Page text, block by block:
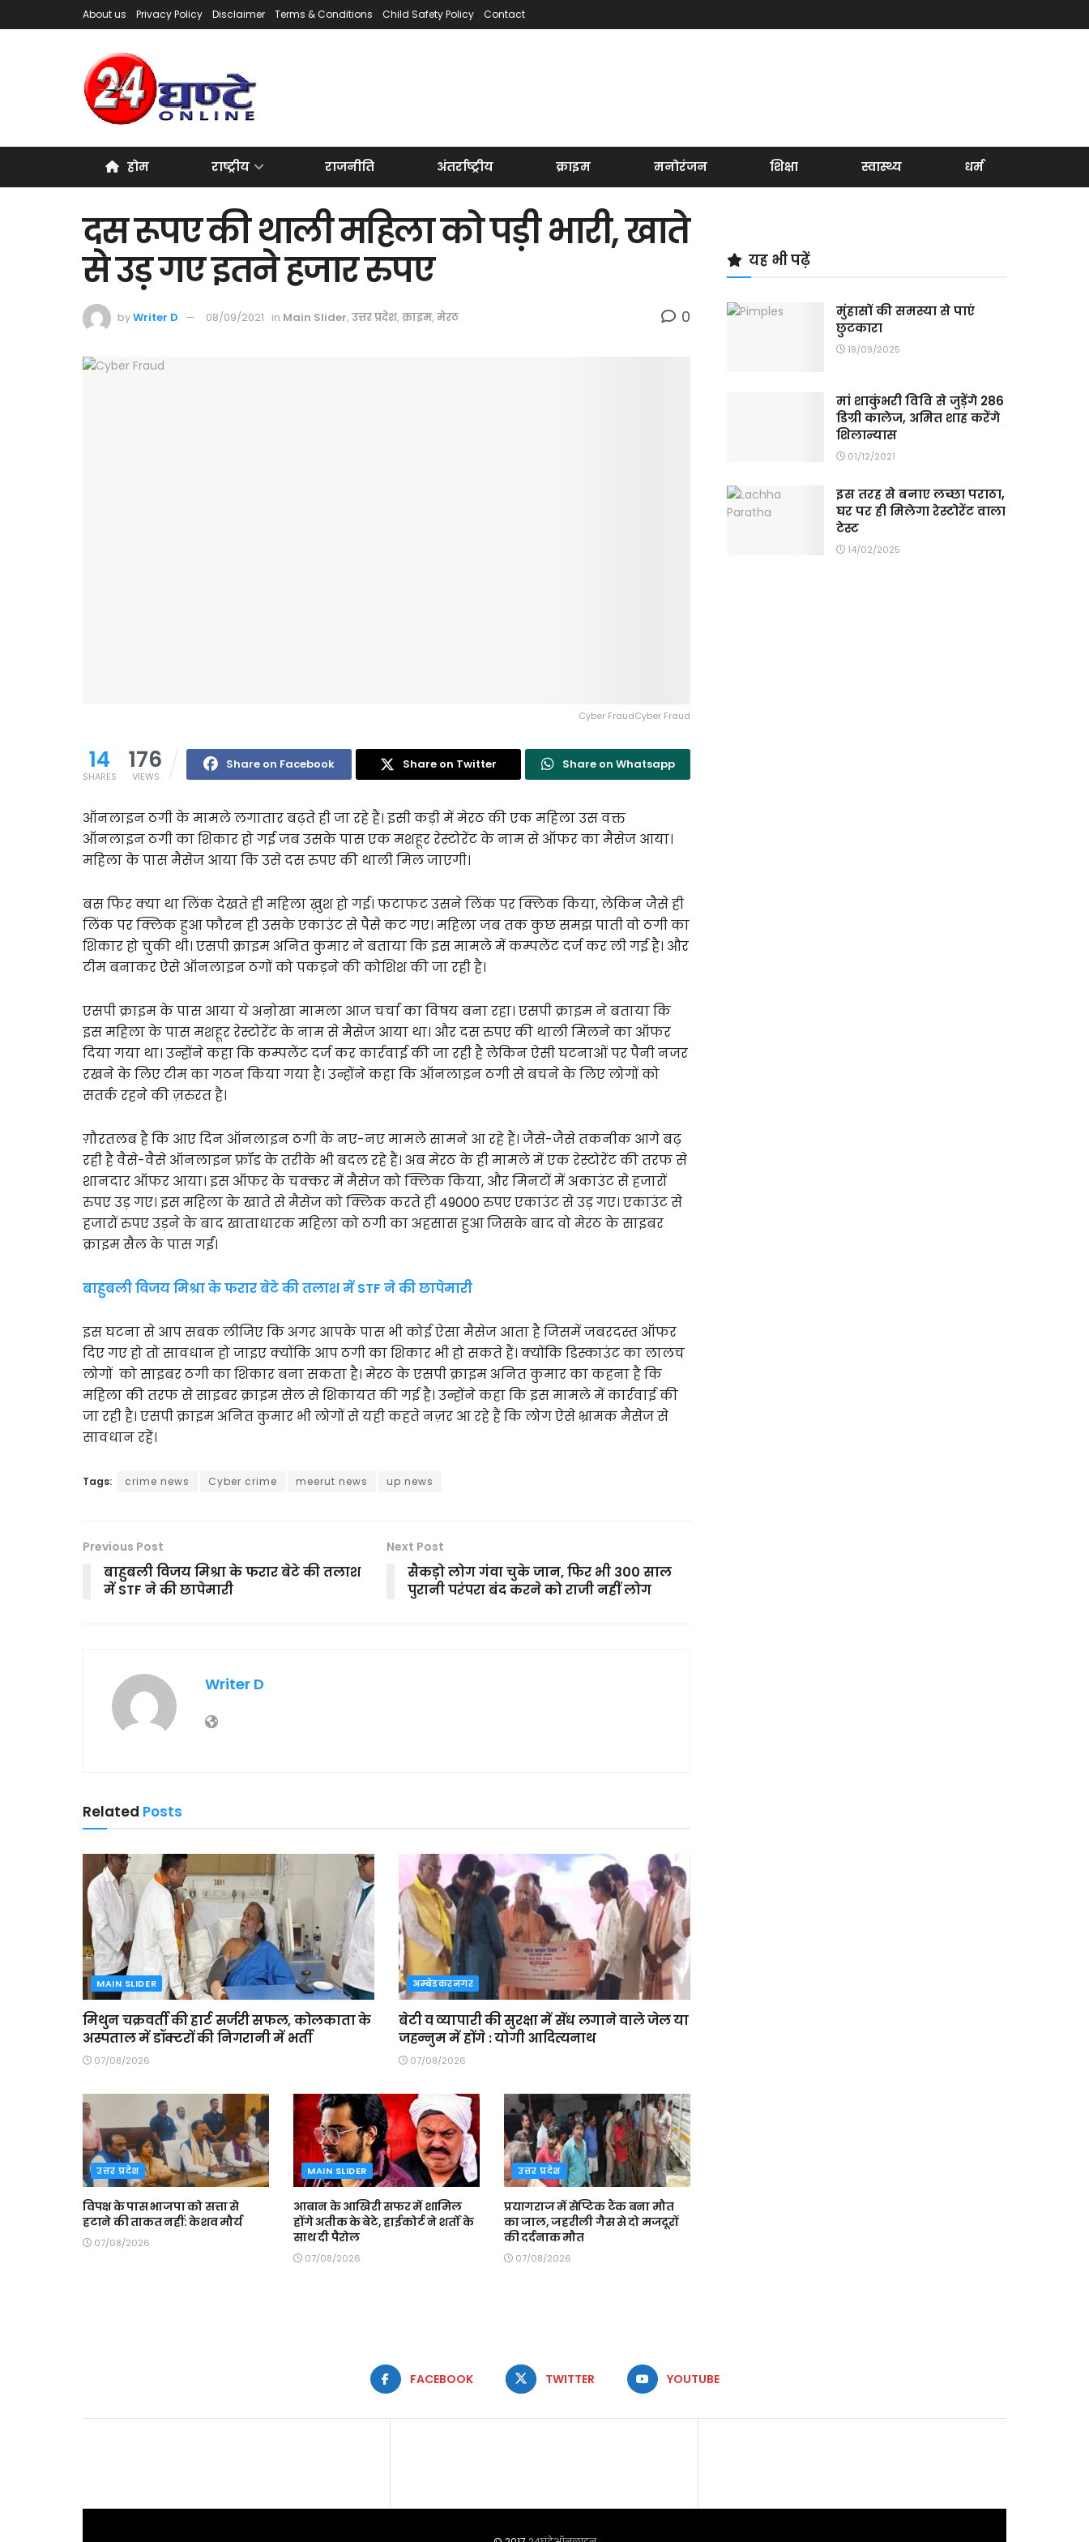
About us Privacy Policy Disclaimer Terms & Conditions Child Safety Policy Contact
होम राष्ट्रीय राजनीति अंतर्राष्ट्रीय क्राइम मनोरंजन शिक्षा स्वास्थ्य धर्म
दस रूपए की थाली महिला को पड़ी भारी, खाते
से उड़ गए इतने हजार रुपए
byWriter D 08/09/2021 in Main Slider, उत्तर प्रदेश, क्राइम, मेरठ 0
Cyber FraudCyber Fraud
14
SHARES
176
VIEWS
Share on Facebook Share on Twitter Share on Whatsapp
ऑनलाइन ठगी के मामले लगातार बढ़ते ही जा रहे हैं। इसी कड़ी में मेरठ की एक महिला उस वक्त
ऑनलाइन ठगी का शिकार हो गई जब उसके पास एक मशहूर रेस्टोरेंट के नाम से ऑफर का मैसेज आया।
महिला के पास मैसेज आया कि उसे दस रुपए की थाली मिल जाएगी।
बस फिर क्या था लिंक देखते ही महिला ख़ुश हो गई। फटाफट उसने लिंक पर क्लिक किया, लेकिन जैसे ही
लिंक पर क्लिक हुआ फौरन ही उसके एकाउंट से पैसे कट गए। महिला जब तक कुछ समझ पाती वो ठगी का
शिकार हो चुकी थी। एसपी क्राइम अनित कुमार ने बताया कि इस मामले में कम्पलेंट दर्ज कर ली गई है। और
टीम बनाकर ऐसे ऑनलाइन ठगों को पकड़ने की कोशिश की जा रही है।
एसपी क्राइम के पास आया ये अऩोखा मामला आज चर्चा का विषय बना रहा। एसपी क्राइम ने बताया कि
इस महिला के पास मशहूर रेस्टोरेंट के नाम से मैसेज आया था। और दस रुपए की थाली मिलने का ऑफर
दिया गया था। उन्होंने कहा कि कम्पलेंट दर्ज कर कार्रवाई की जा रही है लेकिन ऐसी घटनाओं पर पैनी नजर
रखने के लिए टीम का गठन किया गया है। उन्होंने कहा कि ऑनलाइन ठगी से बचने के लिए लोगों को
सतर्क रहने की ज़रुरत है।
ग़ौरतलब है कि आए दिन ऑनलाइन ठगी के नए-नए मामले सामने आ रहे हैं। जैसे-जैसे तकनीक आगे बढ़
रही है वैसे-वैसे ऑनलाइन फ्रॉड के तरीके भी बदल रहे हैं। अब मेरठ के ही मामले में एक रेस्टोरेंट की तरफ से
शानदार ऑफर आया। इस ऑफर के चक्कर में मैसेज को क्लिक किया, और मिनटों में अकाउंट से हजारों
रुपए उड़ गए। इस महिला के खाते से मैसेज को क्लिक करते ही 49000 रुपए एकाउंट से उड़ गए। एकाउंट से
हजारों रुपए उड़ने के बाद खाताधारक महिला को ठगी का अहसास हुआ जिसके बाद वो मेरठ के साइबर
क्राइम सैल के पास गईं।
बाहुबली विजय मिश्रा के फरार बेटे की तलाश में STF ने की छापेमारी
इस घटना से आप सबक लीजिए कि अगर आपके पास भी कोई ऐसा मैसेज आता है जिसमें जबरदस्त ऑफर
दिए गए हो तो सावधान हो जाइए क्योंकि आप ठगी का शिकार भी हो सकते हैं। क्योंकि डिस्काउंट का लालच
लोगों को साइबर ठगी का शिकार बना सकता है। मेरठ के एसपी क्राइम अनित कुमार का कहना है कि
महिला की तरफ से साइबर क्राइम सेल से शिकायत की गई है। उन्होंने कहा कि इस मामले में कार्रवाई की
जा रही है। एसपी क्राइम अनित कुमार भी लोगों से यही कहते नज़र आ रहे हैं कि लोग ऐसे भ्रामक मैसेज से
सावधान रहें।
Tags: crime news Cyber crime meerut news up news
Previous Post
बाहुबली विजय मिश्रा के फरार बेटे की तलाश
में STF ने की छापेमारी
Next Post
सैकड़ो लोग गंवा चुके जान, फिर भी 300 साल
पुरानी परंपरा बंद करने को राजी नहीं लोग
Writer D
Related Posts
MAIN SLIDER
मिथुन चक्रवर्ती की हार्ट सर्जरी सफल, कोलकाता के
अस्पताल में डॉक्टरों की निगरानी में भर्ती
07/08/2026
अम्बेडकरनगर
बेटी व व्यापारी की सुरक्षा में सेंध लगाने वाले जेल या
जहन्नुम में होंगे : योगी आदित्यनाथ
07/08/2026
उत्तर प्रदेश
विपक्ष के पास भाजपा को सत्ता से
हटाने की ताकत नहीं: केशव मौर्य
07/08/2026
MAIN SLIDER
आबान के आखिरी सफर में शामिल
होंगे अतीक के बेटे, हाईकोर्ट ने शर्तों के
साथ दी पैरोल
07/08/2026
उत्तर प्रदेश
प्रयागराज में सेप्टिक टैंक बना मौत
का जाल, जहरीली गैस से दो मजदूरों
की दर्दनाक मौत
07/08/2026
यह भी पढ़ें
मुंहासों की समस्या से पाएं
छुटकारा
19/09/2025
मां शाकुंभरी विवि से जुड़ेंगे 286
डिग्री कालेज, अमित शाह करेंगे
शिलान्यास
01/12/2021
इस तरह से बनाए लच्छा पराठा,
घर पर ही मिलेगा रेस्टोरेंट वाला
टेस्ट
14/02/2025
FACEBOOK TWITTER YOUTUBE